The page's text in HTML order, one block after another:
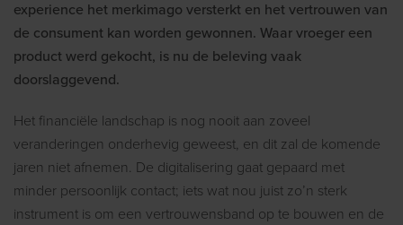
experience het merkimago versterkt en het vertrouwen van
de consument kan worden gewonnen. Waar vroeger een
product werd gekocht, is nu de beleving vaak
doorslaggevend.
Het financiële landschap is nog nooit aan zoveel
veranderingen onderhevig geweest, en dit zal de komende
jaren niet afnemen. De digitalisering gaat gepaard met
minder persoonlijk contact; iets wat nou juist zo’n sterk
instrument is om een vertrouwensband op te bouwen en de